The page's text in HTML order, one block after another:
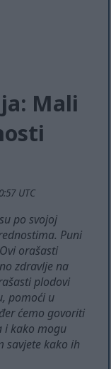
Mali
UTC
po svojoj
Puni
orašasti
zdravlje na
plodovi
pomoći u
ćemo govoriti
i kako mogu
savjete kako ih